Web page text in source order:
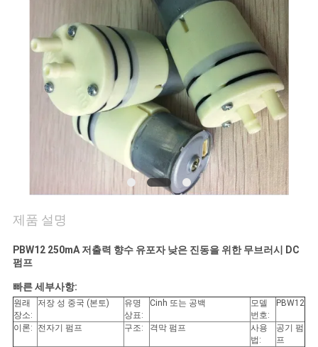
락
하
십
시
오
제품 설명
PBW12 250mA 저출력 향수 유포자 낮은 진동을 위한 무브러시 DC
펌프
빠른 세부사항:
원래
장소:
저장 성 중국 (본토)
유명
상표:
Cinh 또는 공백
모델
번호:
PBW12
이론: 전자기 펌프 구조: 격막 펌프
사용
법:
공기 펌
프